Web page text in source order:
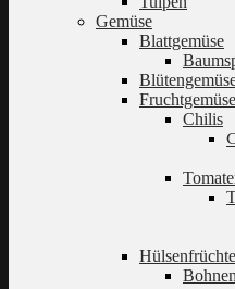
Gemüse
Blattgemüse
Fruchtgemüse
Chilis
Hülsenfrüchte
Bohnen